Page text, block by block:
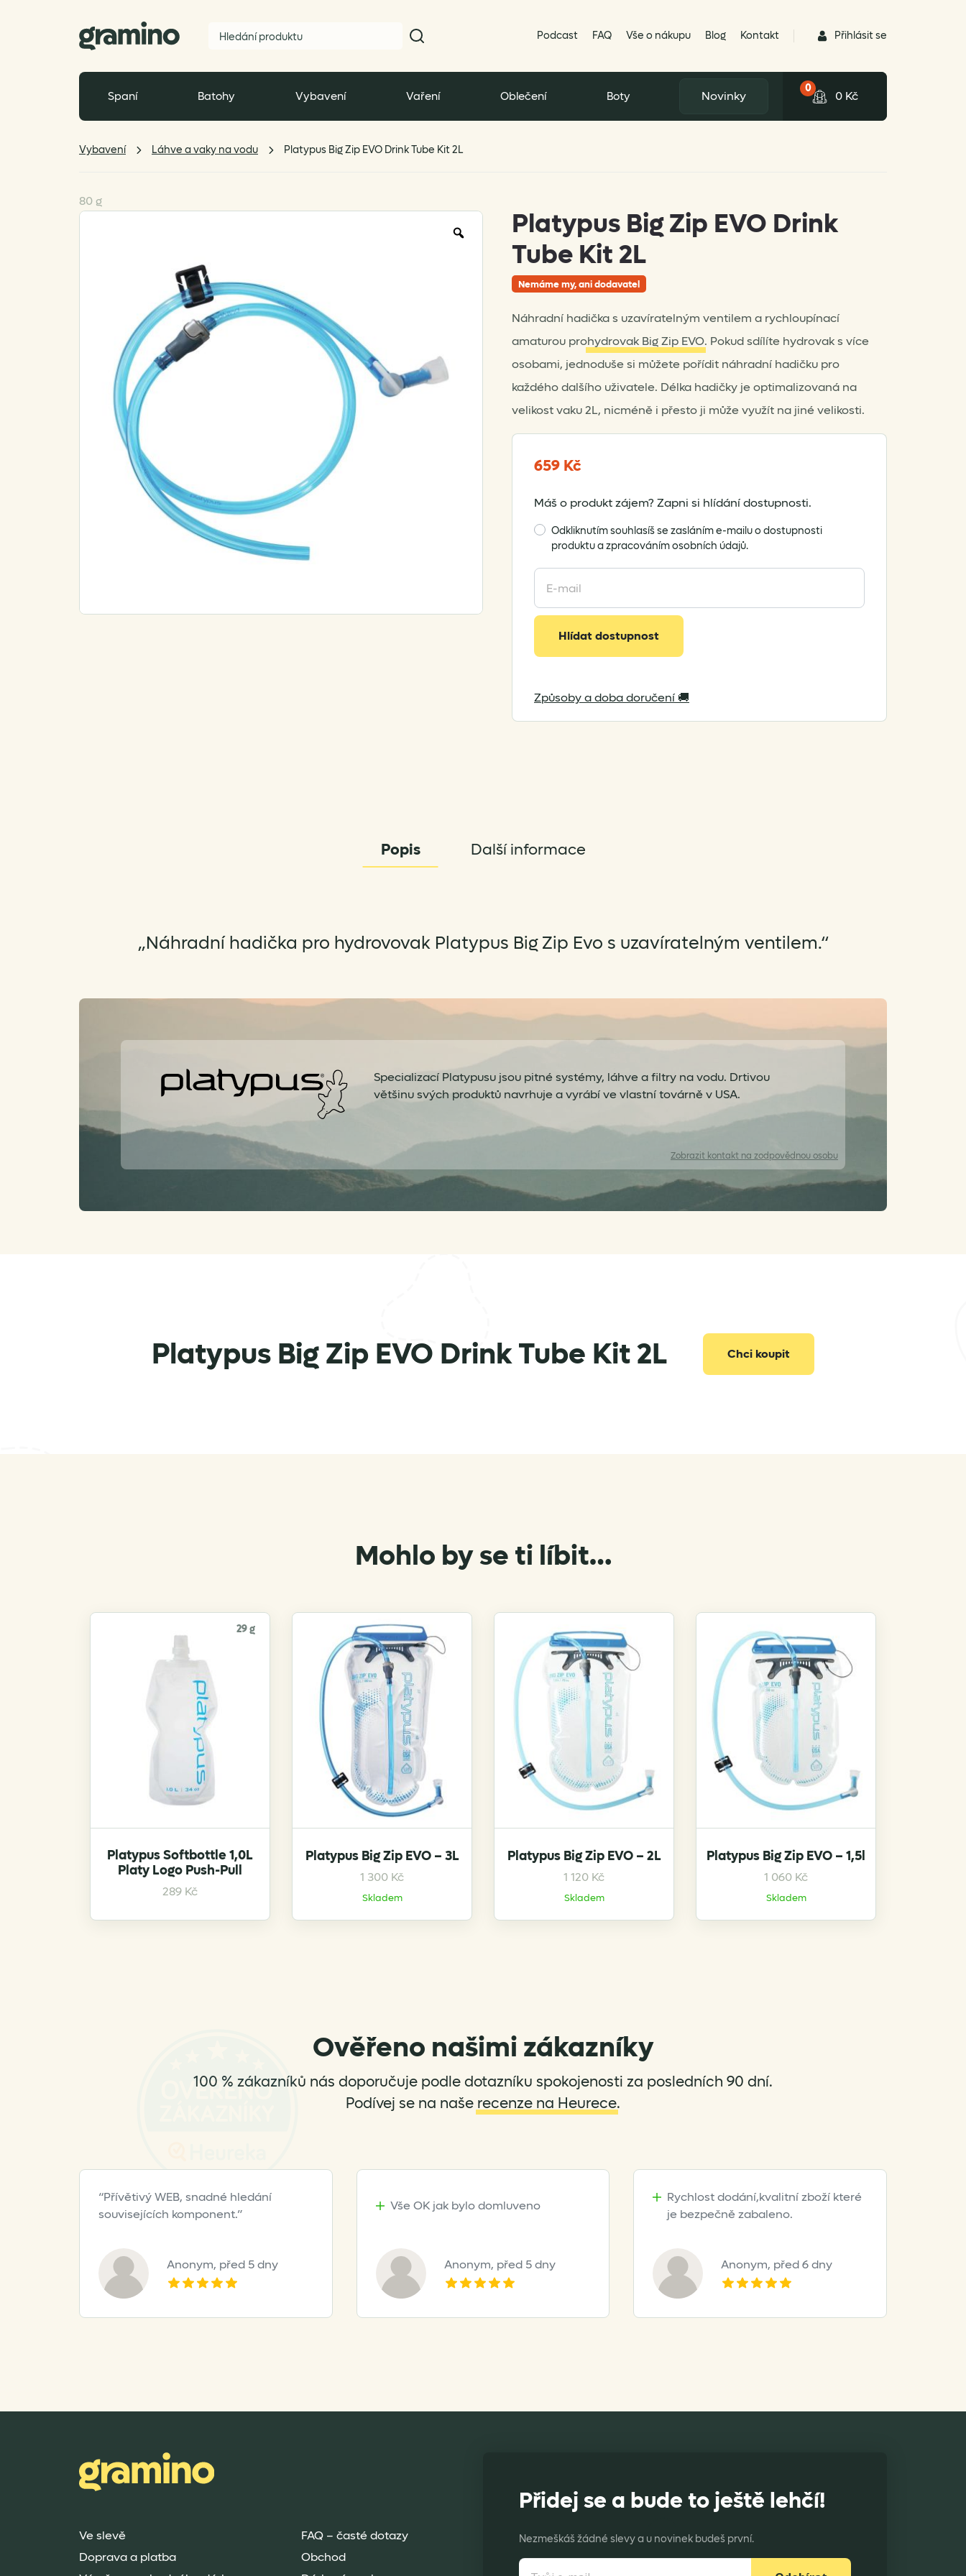
Podcast FAQ Vše o nákupu Blog Kontakt Přihlásit se
Spaní Batohy Vybavení Vaření Oblečení Boty Novinky
0
0 Kč
Vybavení Láhve a vaky na vodu Platypus Big Zip EVO Drink Tube Kit 2L
80 g
Platypus Big Zip EVO Drink
Tube Kit 2L
659 Kč
Náhradní hadička s uzavíratelným ventilem a rychloupínací
amaturou prohydrovak Big Zip EVO. Pokud sdílíte hydrovak s více
osobami, jednoduše si můžete pořídit náhradní hadičku pro
každého dalšího uživatele. Délka hadičky je optimalizovaná na
velikost vaku 2L, nicméně i přesto ji může využít na jiné velikosti.
Nemáme my, ani dodavatel
Máš o produkt zájem? Zapni si hlídání dostupnosti.
Odkliknutím souhlasíš se zasláním e-mailu o dostupnosti
produktu a zpracováním osobních údajů.
Enter
your
email
join
waitlist
Hlídat dostupnost
Způsoby a doba doručení 🚚
Popis Další informace
„Náhradní hadička pro hydrovovak Platypus Big Zip Evo s uzavíratelným ventilem.“
Specializací Platypusu jsou pitné systémy, láhve a filtry na vodu. Drtivou
většinu svých produktů navrhuje a vyrábí ve vlastní továrně v USA.
Zobrazit kontakt na zodpovědnou osobu
Platypus Big Zip EVO Drink Tube Kit 2L Chci koupit
Mohlo by se ti líbit…
29 g
Platypus Softbottle 1,0L
Platy Logo Push-Pull
289 Kč
Platypus Big Zip EVO – 3L
1 300 Kč
Skladem
Platypus Big Zip EVO – 2L
1 120 Kč
Skladem
Platypus Big Zip EVO – 1,5l
1 060 Kč
Skladem
Ověřeno našimi zákazníky
100 % zákazníků nás doporučuje podle dotazníku spokojenosti za posledních 90 dní.
Podívej se na naše recenze na Heurece.
Přívětivý WEB, snadné hledání
souvisejících komponent.
Anonym, před 5 dny
Vše OK jak bylo domluveno
Anonym, před 5 dny
Rychlost dodání,kvalitní zboží které
je bezpečně zabaleno.
Anonym, před 6 dny
Ve slevě
Doprava a platba
FAQ – časté dotazy
Obchod
Přidej se a bude to ještě lehčí!
Nezmeškáš žádné slevy a u novinek budeš první.